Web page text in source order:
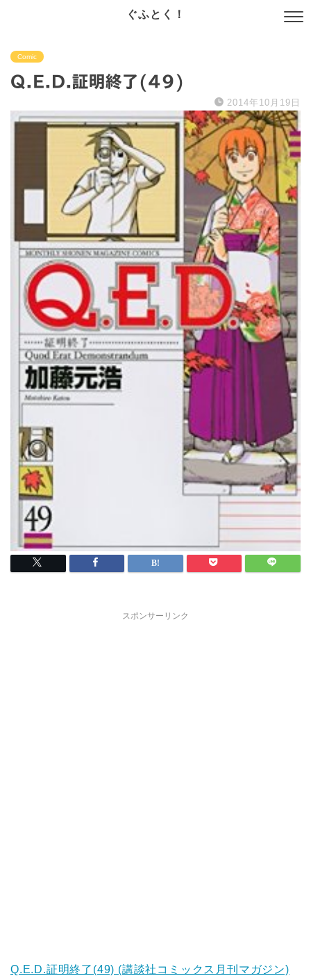
ぐふとく！
Comic
Q.E.D.証明終了(49)
2014年10月19日
スポンサーリンク
Q.E.D.証明終了(49) (講談社コミックス月刊マガジン)